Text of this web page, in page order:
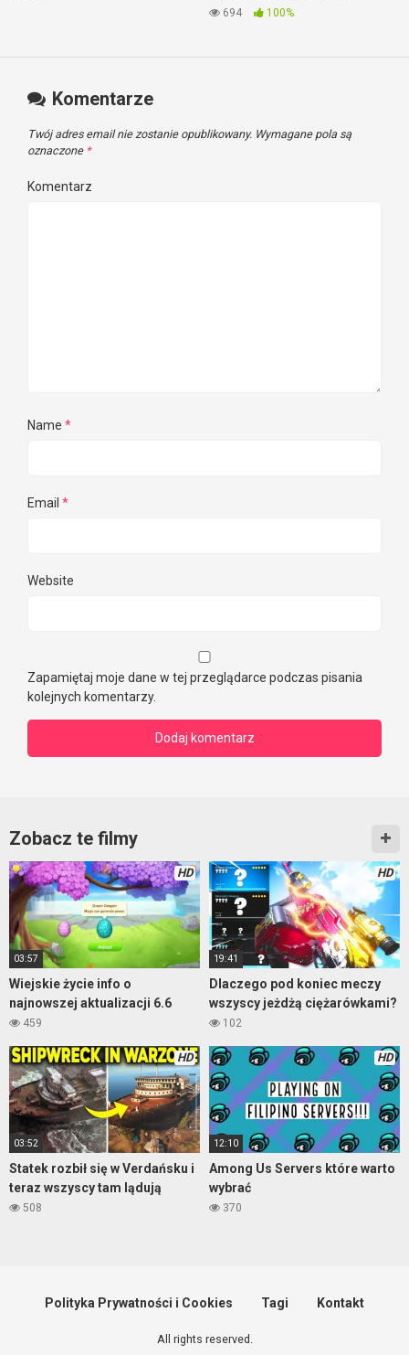
Warzone
694 100%
Komentarze
Twój adres email nie zostanie opublikowany. Wymagane pola są
oznaczone *
Komentarz
Name *
Email *
Website
Zapamiętaj moje dane w tej przeglądarce podczas pisania
kolejnych komentarzy.
Zobacz te filmy
HD
03:57
Wiejskie życie info o
najnowszej aktualizacji 6.6
459
HD
19:41
Dlaczego pod koniec meczy
wszyscy jeżdżą ciężarówkami?
102
HD
03:52
Statek rozbił się w Verdańsku i
teraz wszyscy tam lądują
508
HD
12:10
Among Us Servers które warto
wybrać
370
Polityka Prywatności i Cookies Tagi Kontakt
All rights reserved.